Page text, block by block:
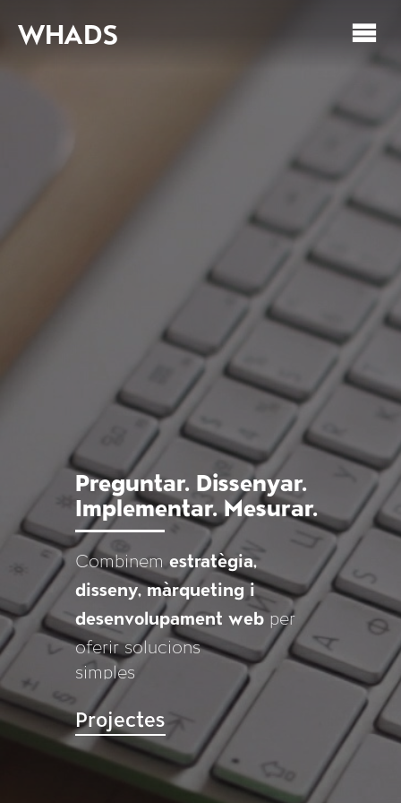
Preguntar. Dissenyar.
Implementar.Mesurar.
Combinemestratègia,
disseny, màrqueting i
desenvolupament webper
oferir solucions
simples
Projectes
WHADS